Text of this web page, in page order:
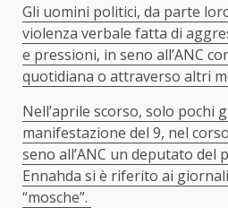
Gli uomini politici, da parte
violenza verbale fatta di
e pressioni, in seno all’ANC
quotidiana o attraverso altri
Nell’aprile scorso, solo pochi
manifestazione del 9, nel
seno all’ANC un deputato del
Ennahda si è riferito ai
“mosche”.